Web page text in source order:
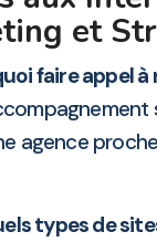
et
faire appel
agence
types de